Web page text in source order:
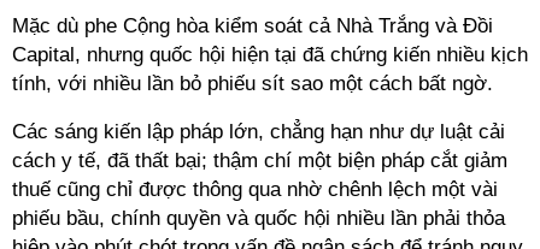
Mặc dù phe Cộng hòa kiểm soát cả Nhà Trắng và Đồi
Capital, nhưng quốc hội hiện tại đã chứng kiến nhiều kịch
tính, với nhiều lần bỏ phiếu sít sao một cách bất ngờ.
Các sáng kiến lập pháp lớn, chẳng hạn như dự luật cải
cách y tế, đã thất bại; thậm chí một biện pháp cắt giảm
thuế cũng chỉ được thông qua nhờ chênh lệch một vài
phiếu bầu, chính quyền và quốc hội nhiều lần phải thỏa